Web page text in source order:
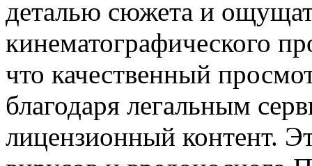
деталью сюжета и
кинематографического
что качественный
благодаря легальным
лицензионный контент.